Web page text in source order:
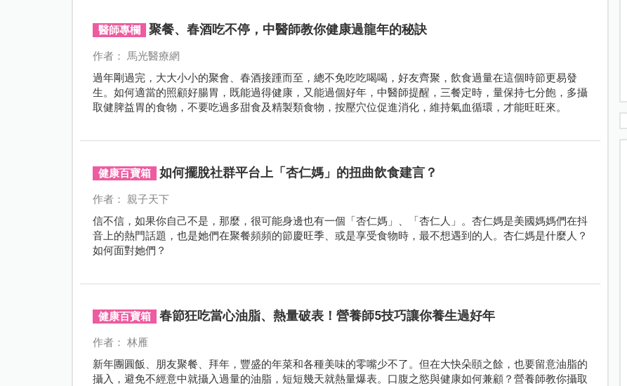
醫師專欄 聚餐、春酒吃不停，中醫師教你健康過龍年的秘訣
作者： 馬光醫療網
過年剛過完，大大小小的聚會、春酒接踵而至，總不免吃吃喝喝，好友齊聚，飲食過量在這個時節更易發
生。如何適當的照顧好腸胃，既能過得健康，又能過個好年，中醫師提醒，三餐定時，量保持七分飽，多攝
取健脾益胃的食物，不要吃過多甜食及精製類食物，按壓穴位促進消化，維持氣血循環，才能旺旺來。
健康百寶箱 如何擺脫社群平台上「杏仁媽」的扭曲飲食建言？
作者： 親子天下
信不信，如果你自己不是，那麼，很可能身邊也有一個「杏仁媽」、「杏仁人」。杏仁媽是美國媽媽們在抖
音上的熱門話題，也是她們在聚餐頻頻的節慶旺季、或是享受食物時，最不想遇到的人。杏仁媽是什麼人？
如何面對她們？
健康百寶箱 春節狂吃當心油脂、熱量破表！營養師5技巧讓你養生過好年
作者： 林雁
新年團圓飯、朋友聚餐、拜年，豐盛的年菜和各種美味的零嘴少不了。但在大快朵頤之餘，也要留意油脂的
攝入，避免不經意中就攝入過量的油脂，短短幾天就熱量爆表。口腹之慾與健康如何兼顧？營養師教你攝取